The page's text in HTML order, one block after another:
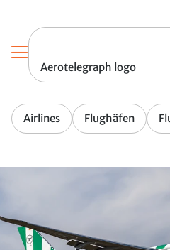
Aerotelegraph logo
Airlines Flughäfen